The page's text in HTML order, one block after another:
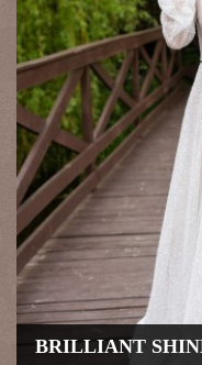
BRILLIANT